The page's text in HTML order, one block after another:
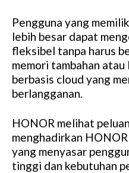
Pengguna yang
lebih besar dapat
fleksibel tanpa harus
memori tambahan atau
berbasis cloud yang
berlangganan.
HONOR melihat
menghadirkan
yang menyasar
tinggi dan kebutuhan